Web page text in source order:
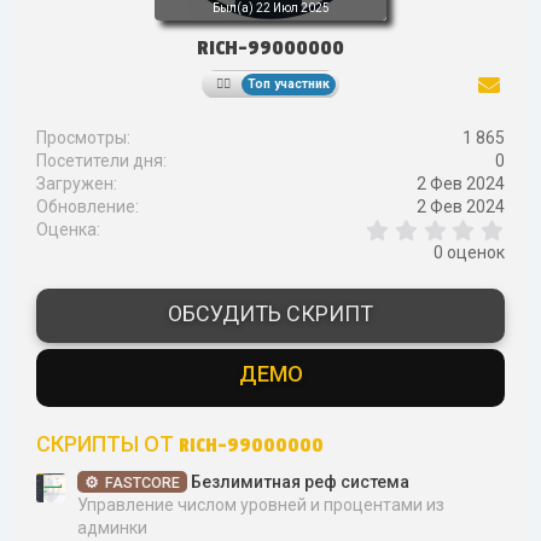
Был(а) 22 Июл 2025
RICH-99000000
Топ участник
Просмотры
1 865
Посетители дня
0
Загружен
2 Фев 2024
Обновление
2 Фев 2024
Оценка
,
з
ё
з
0 оценок
ОБСУДИТЬ СКРИПТ
ДЕМО
СКРИПТЫ ОТ RICH-99000000
FASTCORE
Безлимитная реф система
Управление числом уровней и процентами из
админки